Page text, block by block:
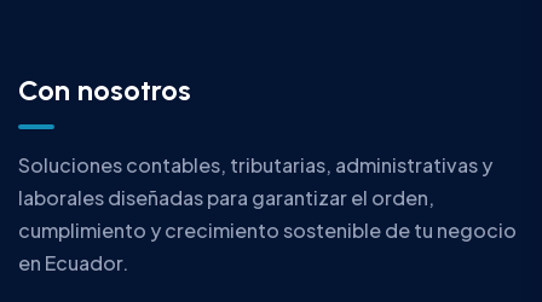
Con nosotros
Soluciones contables, tributarias, administrativas y
laborales diseñadas para garantizar el orden,
cumplimiento y crecimiento sostenible de tu negocio
en Ecuador.